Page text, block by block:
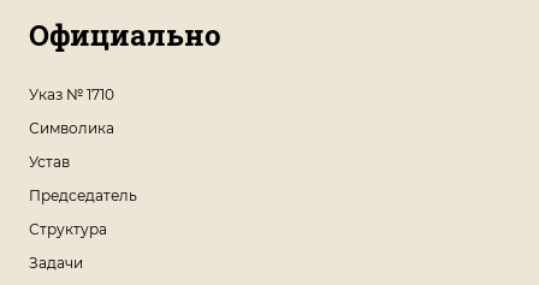
Официально
Указ № 1710
Символика
Устав
Председатель
Структура
Задачи